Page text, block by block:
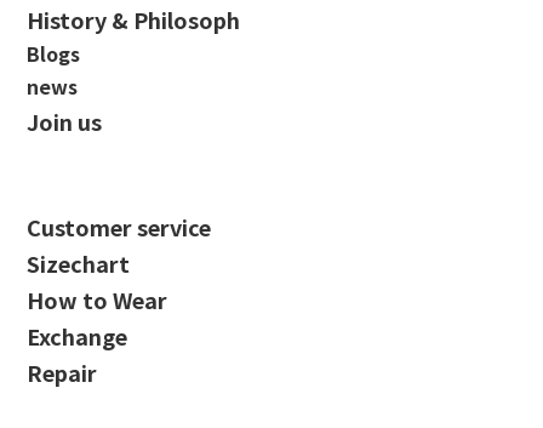
History & Philosoph
Blogs
news
Join us
Customer service
Sizechart
How to Wear
Exchange
Repair